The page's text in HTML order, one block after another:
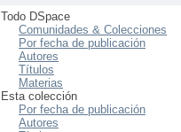
Todo DSpace
Comunidades & Colecciones
Por fecha de publicación
Autores
Títulos
Materias
Esta colección
Por fecha de publicación
Autores